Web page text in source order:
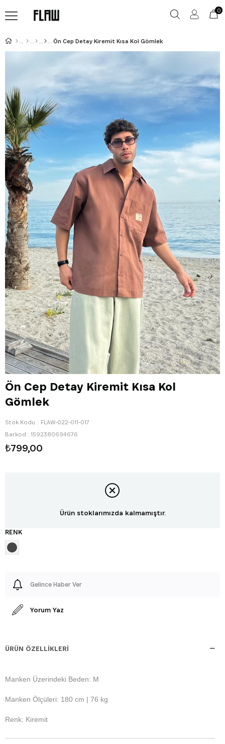
0
Ön Cep Detay Kiremit Kısa Kol Gömlek
Ön Cep Detay Kiremit Kısa Kol
Gömlek
Stok Kodu
FLAW-022-011-017
Barkod : 1592380694676
₺799,00
Ürün stoklarımızda kalmamıştır.
RENK
Gelince Haber Ver
Yorum Yaz
ÜRÜN ÖZELLIKLERI
Manken Üzerindeki Beden: M
Manken Ölçüleri: 180 cm | 76 kg
Renk: Kiremit